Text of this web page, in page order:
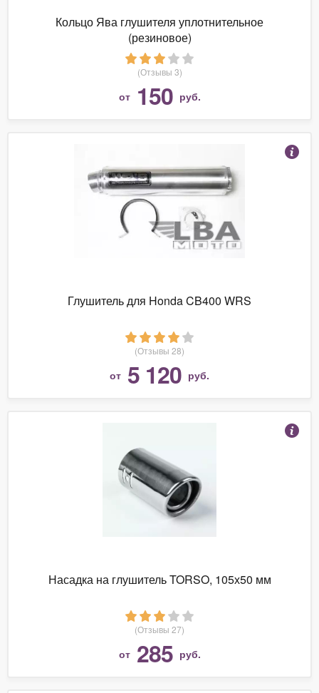
Кольцо Ява глушителя уплотнительное
(резиновое)
(Отзывы 3)
от 150 руб.
Глушитель для Honda CB400 WRS
(Отзывы 28)
от 5 120 руб.
Насадка на глушитель TORSO, 105х50 мм
(Отзывы 27)
от 285 руб.